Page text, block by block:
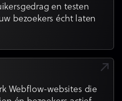
en testen
bezoekers écht laten
Webflow-websites die